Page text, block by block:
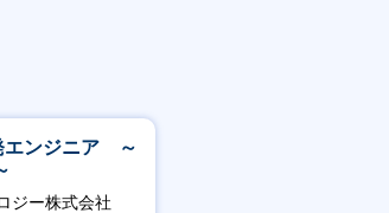
エンジニア ～
ジー株式会社